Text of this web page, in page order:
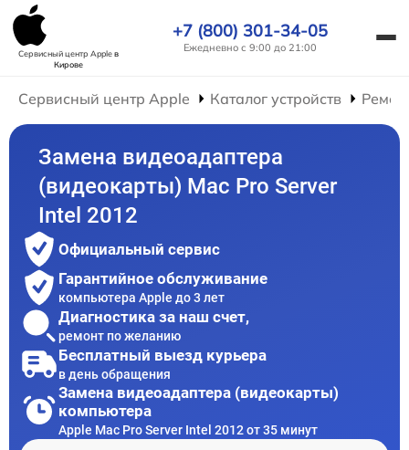
Сервисный центр Appleв
Кирове
+7 (800) 301-34-05
Ежедневно с 9:00 до 21:00
Сервисный центр Apple Каталог устройств
Замена видеоадаптера
(видеокарты) Mac Pro Server
Intel 2012
Официальный сервис
Гарантийное обслуживание
компьютера Apple до 3 лет
Диагностика за наш счет,
ремонт по желанию
Бесплатный выезд курьера
в день обращения
Замена видеоадаптера (видеокарты)
компьютера
Apple Mac Pro Server Intel 2012 от 35 минут